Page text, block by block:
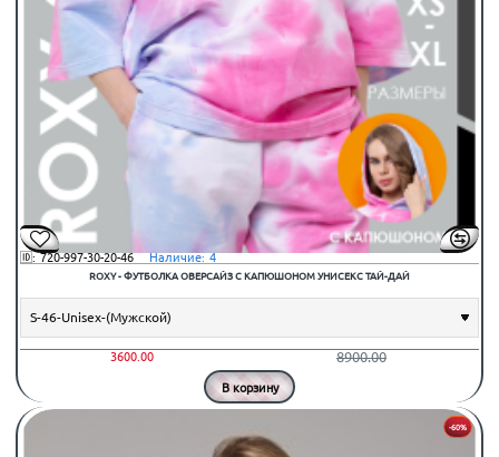
🆔: 720-997-30-20-46 ⠀Наличие: 4
ROXY - ФУТБОЛКА ОВЕРСАЙЗ С КАПЮШОНОМ УНИСЕКС ТАЙ-ДАЙ
3600.00 8900.00
В корзину
-60%